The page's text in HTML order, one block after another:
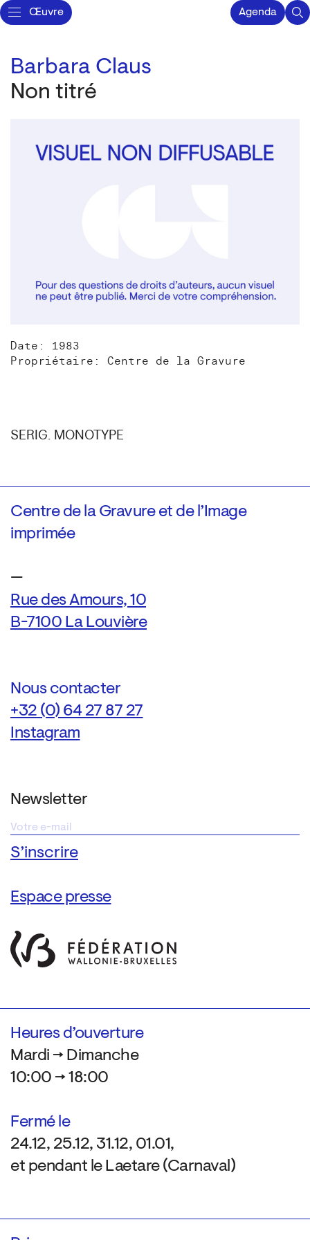
Œuvre Agenda
Barbara Claus
Non titré
Date: 1983
Propriétaire: Centre de la Gravure
SERIG. MONOTYPE
Centre de la Gravure et de l’Image
imprimée
—
Rue des Amours, 10
B-7100 La Louvière
Nous contacter
+32 (0) 64 27 87 27
Instagram
Newsletter
Espace presse
Heures d’ouverture
Mardi → Dimanche
10:00 → 18:00
Fermé le
24.12, 25.12, 31.12, 01.01,
et pendant le Laetare (Carnaval)